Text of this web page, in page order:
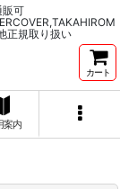
販可
正規取り扱い
カート
案内